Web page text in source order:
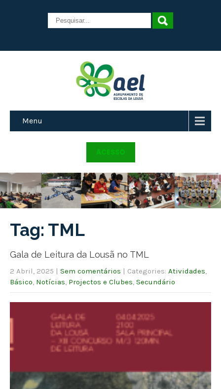
Menu
ACESSO
Tag: TML
Gala de Leitura da Lousã no TML
2 Abril, 2025 | Sem comentários | Categories: Atividades
Básico Notícias Projectos e Clubes Secundário